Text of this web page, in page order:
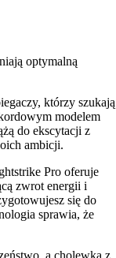
optymalną
którzy szukają
modelem
do ekscytacji z
ambicji.
Pro oferuje
zwrot energii i
się do
sprawia, że